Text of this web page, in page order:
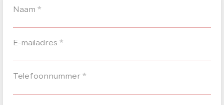
Naam *
E-mailadres *
Telefoonnummer *